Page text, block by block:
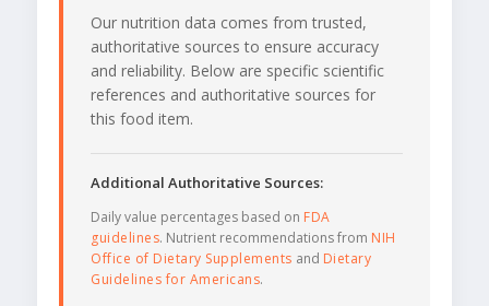
Our nutrition data comes from trusted,
authoritative sources to ensure accuracy
and reliability. Below are specific scientific
references and authoritative sources for
this food item.
Additional Authoritative Sources:
Daily value percentages based on FDA
guidelines. Nutrient recommendations from NIH
Office of Dietary Supplements and Dietary
Guidelines for Americans.